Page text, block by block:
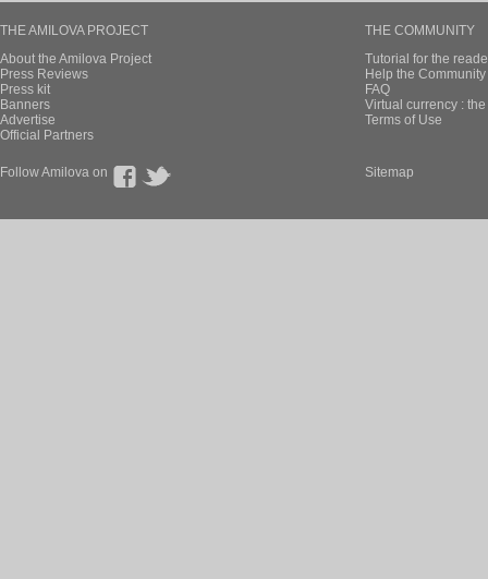
THE AMILOVA PROJECT
About the Amilova Project
Press Reviews
Press kit
Banners
Advertise
Official Partners
THE COMMUNITY
Tutorial for the
Help the
FAQ
Virtual currency :
Terms of Use
Follow Amilova on Sitemap